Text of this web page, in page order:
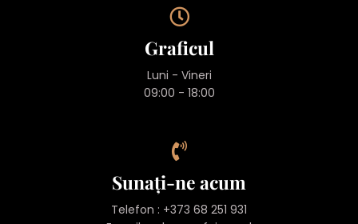
Graficul
Luni - Vineri
09:00 - 18:00
Sunați-ne acum
Telefon : +373 68 251 931